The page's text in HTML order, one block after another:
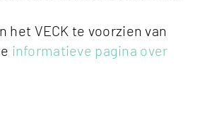
VECK te voorzien van
informatieve pagina over